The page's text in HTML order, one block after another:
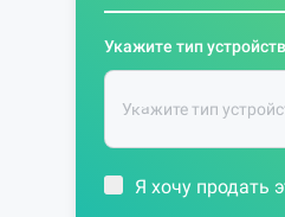
Укажите тип
Я хочу продать